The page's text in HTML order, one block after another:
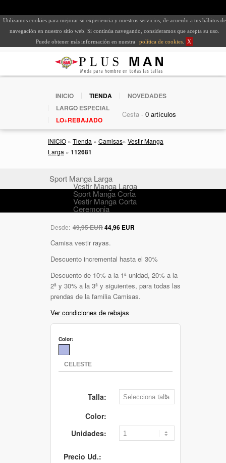
Utilizamos cookies para mejorar su experiencia y nuestros servicios, de acuerdo a tus hábitos de
navegación en nuestro sitio web. Si continúa navegando, consideramos que acepta su uso.
Puede obtener más información en nuestra
política de cookies X
INICIO TIENDA
NOVEDADES
LARGO ESPECIAL
LO+REBAJADO
Cesta -
INICIO » Tienda » Camisas» Vestir Manga
Larga » 112681
Sport Manga Larga
Vestir Manga Larga
Sport Manga Corta
Vestir Manga Corta
Ceremonia
Desde: 49,95 EUR44,96 EUR
Camisa vestir rayas.
Descuento incremental hasta el 30%
Descuento de 10% a la 1ª unidad, 20% a la
2ª y 30% a la 3ª y siguientes, para todas las
prendas de la familia Camisas.
Ver condiciones de rebajas
Color:
Talla:
Color:
Unidades:
Precio Ud.: